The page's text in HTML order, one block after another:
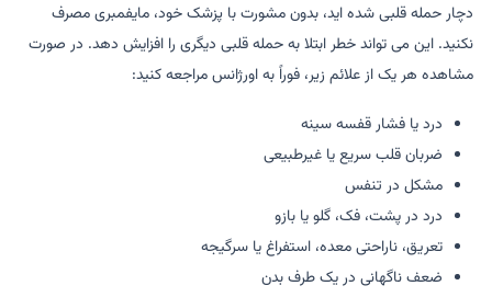
دچار حمله قلبی شده اید، بدون مشورت با پزشک خود، مایفمبری مصرف
نکنید. این می تواند خطر ابتلا به حمله قلبی دیگری را افزایش دهد. در صورت
مشاهده هر یک از علائم زیر، فوراً به اورژانس مراجعه کنید:
درد یا فشار قفسه سینه
ضربان قلب سریع یا غیرطبیعی
مشکل در تنفس
درد در پشت، فک، گلو یا بازو
تعریق، ناراحتی معده، استفراغ یا سرگیجه
ضعف ناگهانی در یک طرف بدن